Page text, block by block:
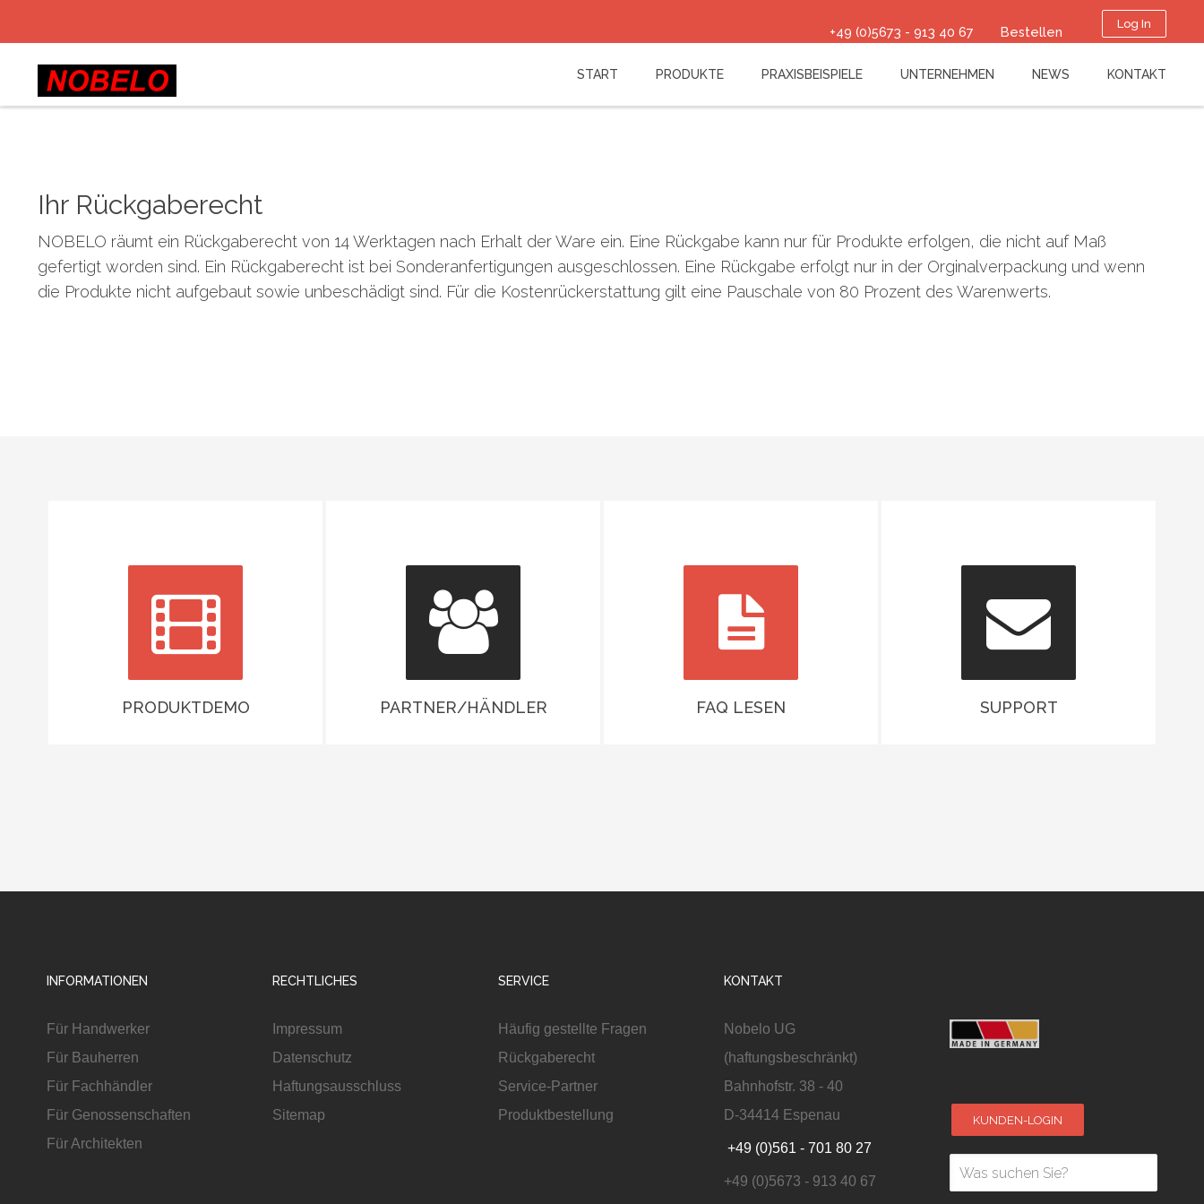
Ihr Rückgaberecht
NOBELO räumt ein Rückgaberecht von 14 Werktagen nach Erhalt der Ware ein. Eine Rückgabe kann nur für Produkte erfolgen, die nicht auf Maß
gefertigt worden sind. Ein Rückgaberecht ist bei Sonderanfertigungen ausgeschlossen. Eine Rückgabe erfolgt nur in der Orginalverpackung und wenn
die Produkte nicht aufgebaut sowie unbeschädigt sind. Für die Kostenrückerstattung gilt eine Pauschale von 80 Prozent des Warenwerts.
PRODUKTDEMO PARTNER/HÄNDLER FAQ LESEN SUPPORT
INFORMATIONEN
Für Handwerker
Für Bauherren
Für Fachhändler
Für Genossenschaften
Für Architekten
RECHTLICHES
Impressum
Datenschutz
Haftungsausschluss
Sitemap
SERVICE
Häufig gestellte Fragen
Rückgaberecht
Service-Partner
Produktbestellung
KONTAKT
Nobelo UG
(haftungsbeschränkt)
Bahnhofstr. 38 - 40
D-34414 Espenau
+49 (0)561 - 701 80 27
+49 (0)5673 - 913 40 67
KUNDEN-LOGIN
Sign up
Passwort vergessen?
Log In
+49 (0)5673 - 913 40 67 Bestellen
START PRODUKTE PRAXISBEISPIELE UNTERNEHMEN NEWS KONTAKT